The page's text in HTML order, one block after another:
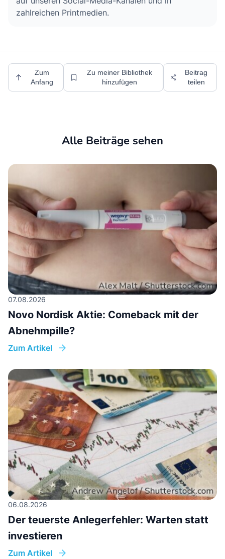
zahlreichen Printmedien.
Zum
Anfang
Zu meiner Bibliothek
hinzufügen
Beitrag
teilen
Alle Beiträge sehen
07.08.2026
Novo Nordisk Aktie: Comeback mit der
Abnehmpille?
Zum Artikel
06.08.2026
Der teuerste Anlegerfehler: Warten statt
investieren
Zum Artikel